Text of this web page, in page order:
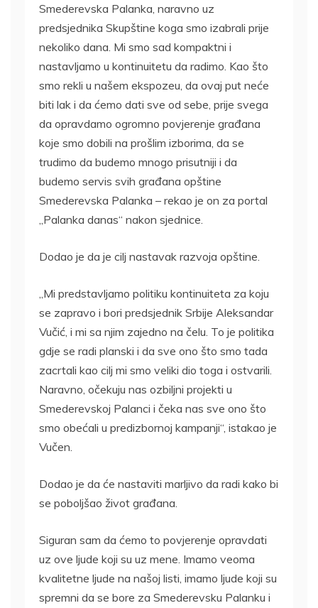
Smederevska Palanka, naravno uz
predsjednika Skupštine koga smo izabrali prije
nekoliko dana. Mi smo sad kompaktni i
nastavljamo u kontinuitetu da radimo. Kao što
smo rekli u našem ekspozeu, da ovaj put neće
biti lak i da ćemo dati sve od sebe, prije svega
da opravdamo ogromno povjerenje građana
koje smo dobili na prošlim izborima, da se
trudimo da budemo mnogo prisutniji i da
budemo servis svih građana opštine
Smederevska Palanka – rekao je on za portal
„Palanka danas“ nakon sjednice.
Dodao je da je cilj nastavak razvoja opštine.
„Mi predstavljamo politiku kontinuiteta za koju
se zapravo i bori predsjednik Srbije Aleksandar
Vučić, i mi sa njim zajedno na čelu. To je politika
gdje se radi planski i da sve ono što smo tada
zacrtali kao cilj mi smo veliki dio toga i ostvarili.
Naravno, očekuju nas ozbiljni projekti u
Smederevskoj Palanci i čeka nas sve ono što
smo obećali u predizbornoj kampanji“, istakao je
Vučen.
Dodao je da će nastaviti marljivo da radi kako bi
se poboljšao život građana.
Siguran sam da ćemo to povjerenje opravdati
uz ove ljude koji su uz mene. Imamo veoma
kvalitetne ljude na našoj listi, imamo ljude koji su
spremni da se bore za Smederevsku Palanku i